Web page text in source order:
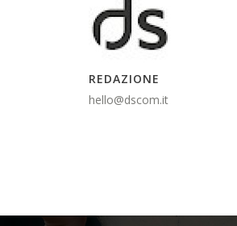
REDAZIONE
hello@dscom.it